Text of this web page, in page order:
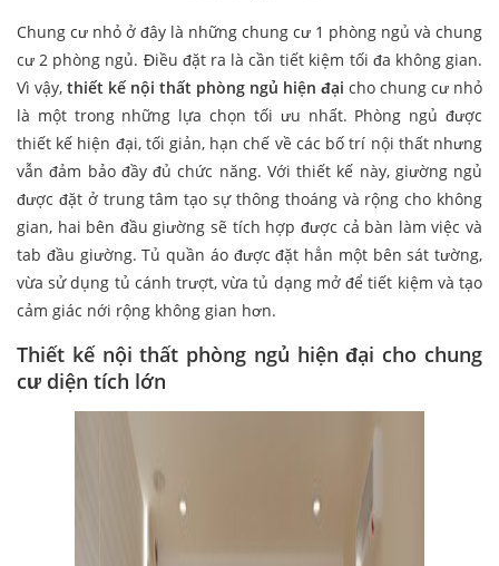
Chung cư nhỏ ở đây là những chung cư 1 phòng ngủ và chung
cư 2 phòng ngủ. Điều đặt ra là cần tiết kiệm tối đa không gian.
Vì vậy, thiết kế nội thất phòng ngủ hiện đại cho chung cư nhỏ
là một trong những lựa chọn tối ưu nhất. Phòng ngủ được
thiết kế hiện đại, tối giản, hạn chế về các bố trí nội thất nhưng
vẫn đảm bảo đầy đủ chức năng. Với thiết kế này, giường ngủ
được đặt ở trung tâm tạo sự thông thoáng và rộng cho không
gian, hai bên đầu giường sẽ tích hợp được cả bàn làm việc và
tab đầu giường. Tủ quần áo được đặt hẳn một bên sát tường,
vừa sử dụng tủ cánh trượt, vừa tủ dạng mở để tiết kiệm và tạo
cảm giác nới rộng không gian hơn.
Thiết kế nội thất phòng ngủ hiện đại cho chung
cư diện tích lớn